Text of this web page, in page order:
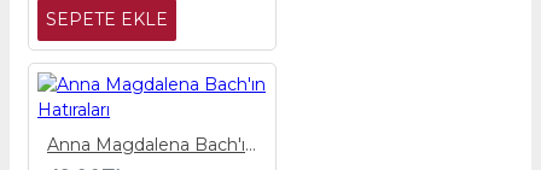
SEPETE EKLE
Anna Magdalena Bach'ın Hatıraları